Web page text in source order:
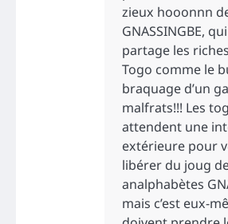
zieux hooonnn
GNASSINGBE,
partage les
Togo comme le
braquage d’un
malfrats!!! Les
attendent une
extérieure pour
libérer du joug
analphabètes
mais c’est eux-